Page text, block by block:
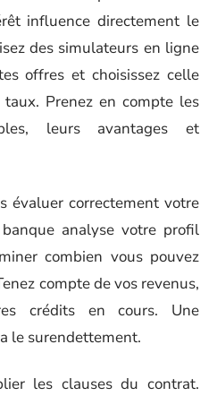
influence directement le
des simulateurs en ligne
offres et choisissez celle
Prenez en compte les
leurs avantages et
évaluer correctement votre
analyse votre profil
combien vous pouvez
compte de vos revenus,
crédits en cours. Une
le surendettement.
les clauses du contrat.